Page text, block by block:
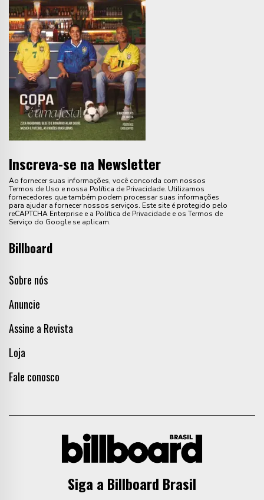
Inscreva-se na Newsletter
Ao fornecer suas informações, você concorda com nossos
Termos de Uso e nossa Política de Privacidade. Utilizamos
fornecedores que também podem processar suas informações
para ajudar a fornecer nossos serviços. Este site é protegido pelo
reCAPTCHA Enterprise e a Política de Privacidade e os Termos de
Serviço do Google se aplicam.
Billboard
Sobre nós
Anuncie
Assine a Revista
Loja
Fale conosco
Siga a Billboard Brasil